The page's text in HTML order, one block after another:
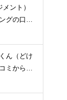
ント）
グの口コ
ん（どけ
ミから実